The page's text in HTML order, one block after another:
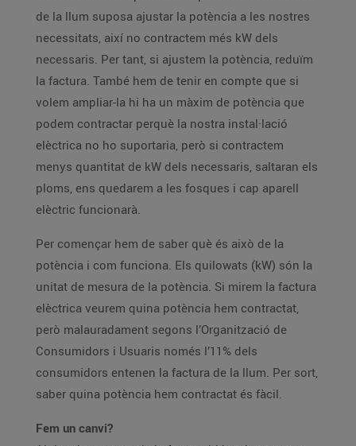
de la llum suposa ajustar la potència a les nostres
necessitats, així no contractem més kW dels
necessaris. Per tant, si ajustem la potència, reduïm
la factura. També hem de tenir en compte que si
volem ampliar-la hi ha un màxim de potència que
podem contractar perquè la nostra instal·lació
elèctrica no ho suportaria, però si contractem
menys quantitat de kW dels necessaris, saltaran els
ploms, ens quedarem a les fosques i cap aparell
elèctric funcionarà.
Per començar hem de saber què és això de la
potència i com funciona. Els quilowats (kW) són la
unitat de mesura de la potència. Si mirem la factura
elèctrica veurem quina potència hem contractat,
però malauradament segons l’Organització de
Consumidors i Usuaris només l’11% dels
consumidors entenen la factura de la llum. Per sort,
saber quina potència hem contractat és fàcil.
Fem un canvi?